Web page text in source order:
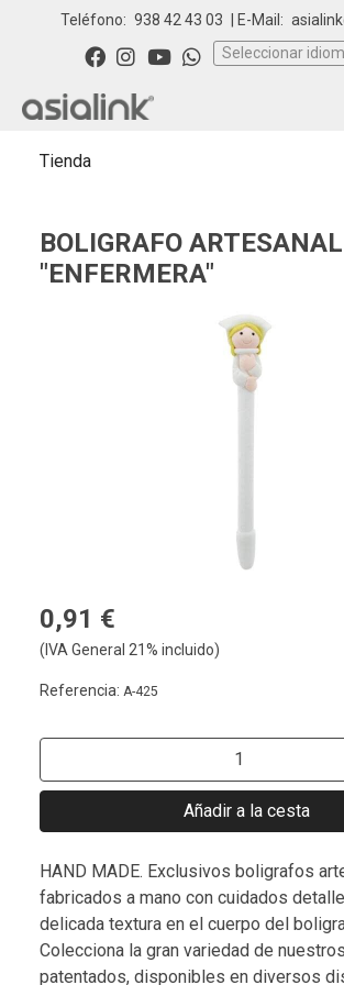
Teléfono: 938 42 43 03 | E-Mail:
Seleccionar
Tienda
BOLIGRAFO ARTESANAL
"ENFERMERA"
0,91 €
(IVA General 21% incluido)
Referencia: A-425
Añadir a la cesta
HAND MADE. Exclusivos boligrafos
fabricados a mano con cuidados
delicada textura en el cuerpo del
Colecciona la gran variedad de
patentados, disponibles en diversos